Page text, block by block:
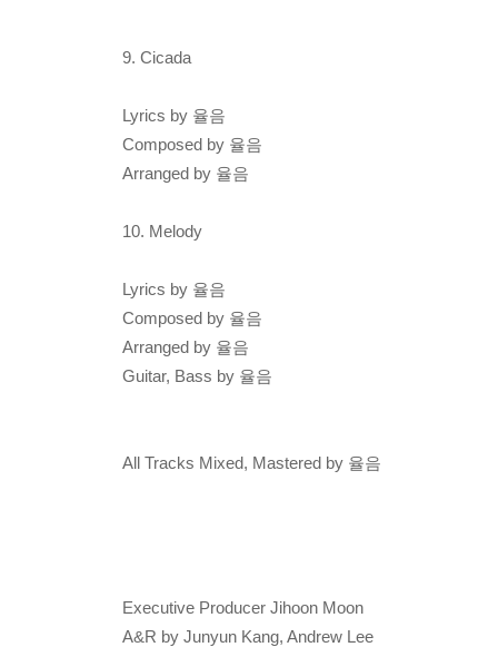
9. Cicada
Lyrics by 율음
Composed by 율음
Arranged by 율음
10. Melody
Lyrics by 율음
Composed by 율음
Arranged by 율음
Guitar, Bass by 율음
All Tracks Mixed, Mastered by 율음
Executive Producer Jihoon Moon
A&R by Junyun Kang, Andrew Lee